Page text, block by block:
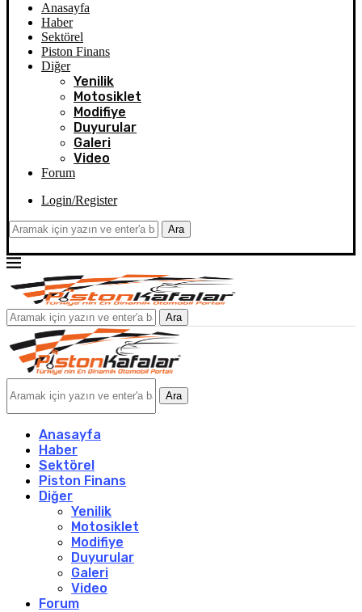
Anasayfa
Haber
Sektörel
Piston Finans
Diğer
Yenilik
Motosiklet
Modifiye
Duyurular
Galeri
Video
Forum
Login/Register
Ara
Ara
Ara
Anasayfa
Haber
Sektörel
Piston Finans
Diğer
Yenilik
Motosiklet
Modifiye
Duyurular
Galeri
Video
Forum